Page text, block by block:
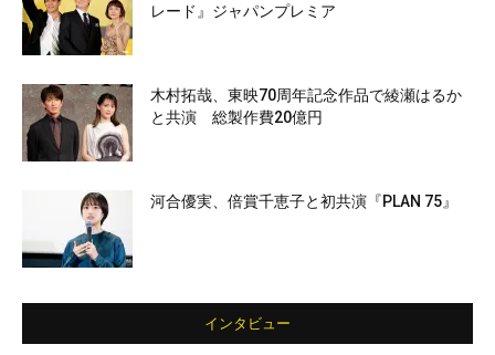
レード』ジャパンプレミア
木村拓哉、東映70周年記念作品で綾瀬はるか
と共演 総製作費20億円
河合優実、倍賞千恵子と初共演『PLAN 75』
インタビュー